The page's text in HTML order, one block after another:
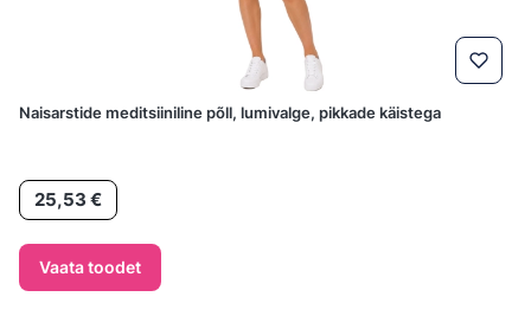
Naisarstide meditsiiniline põll, lumivalge, pikkade käistega
Hind
25,53 €
Vaata toodet